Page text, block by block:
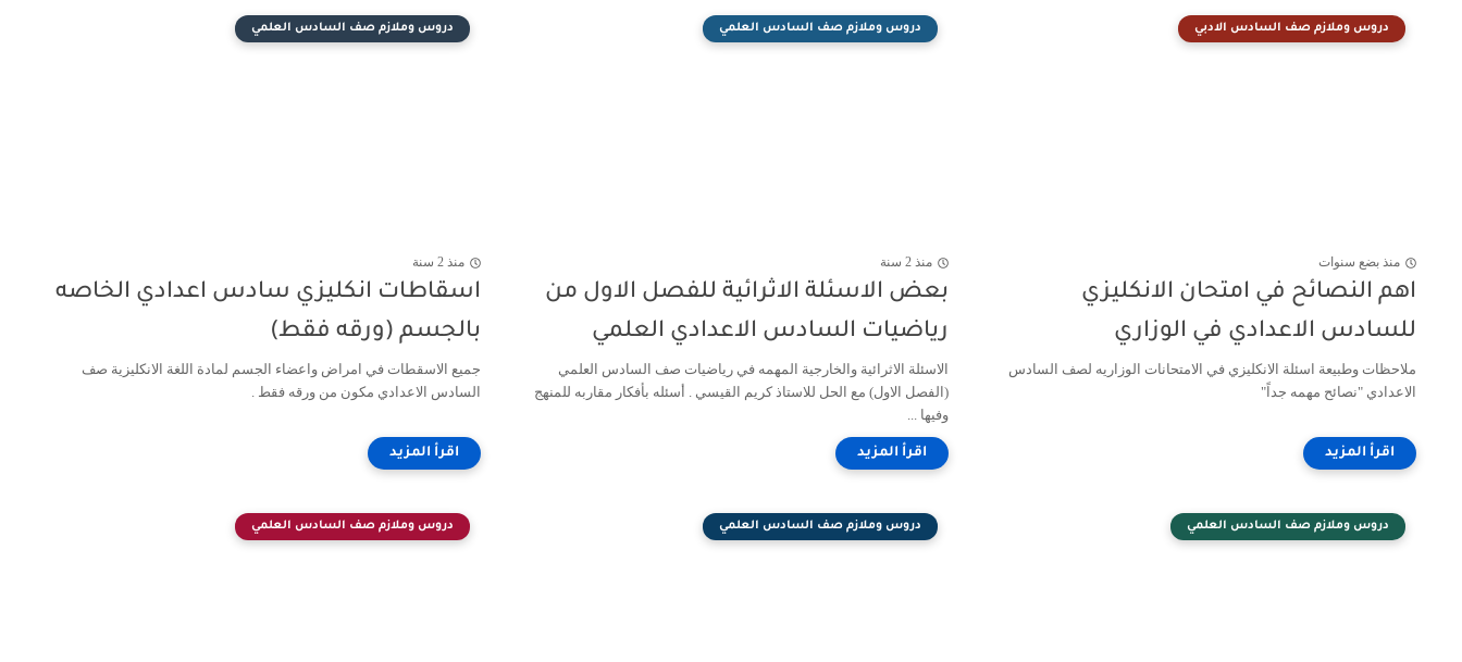
دروس وملازم صف السادس الادبي
منذ بضع سنوات
اهم النصائح في امتحان الانكليزي
للسادس الاعدادي في الوزاري
ملاحظات وطبيعة اسئلة الانكليزي في الامتحانات الوزاريه لصف السادس
الاعدادي "نصائح مهمه جداً"
دروس وملازم صف السادس العلمي
منذ 2 سنة
بعض الاسئلة الاثرائية للفصل الاول من
رياضيات السادس الاعدادي العلمي
الاسئلة الاثرائية والخارجية المهمه في رياضيات صف السادس العلمي
(الفصل الاول) مع الحل للاستاذ كريم القيسي . أسئله بأفكار مقاربه للمنهج
وفيها ...
دروس وملازم صف السادس العلمي
منذ 2 سنة
اسقاطات انكليزي سادس اعدادي الخاصه
بالجسم (ورقه فقط)
جميع الاسقطات في امراض واعضاء الجسم لمادة اللغة الانكليزية صف
السادس الاعدادي مكون من ورقه فقط .
دروس وملازم صف السادس العلمي دروس وملازم صف السادس العلمي دروس وملازم صف السادس العلمي